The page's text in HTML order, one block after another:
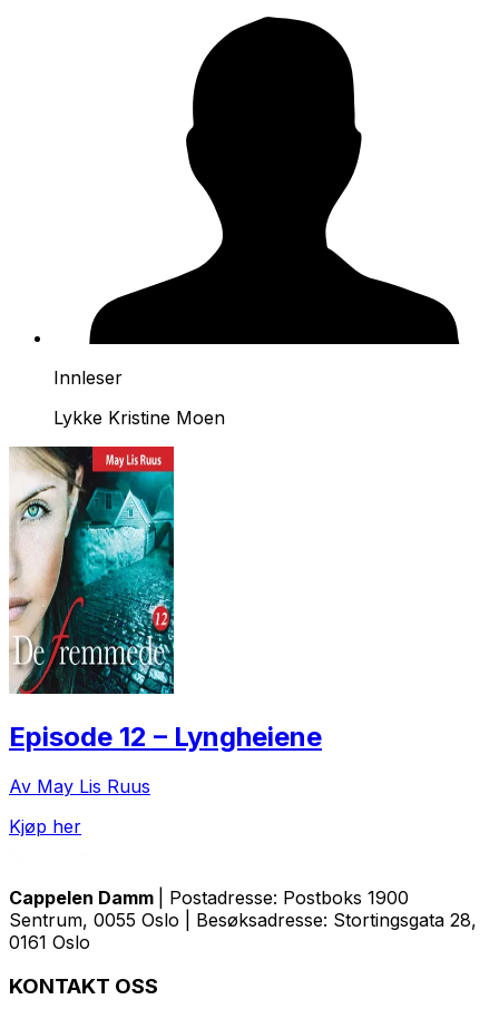
Innleser
Lykke Kristine Moen
Episode 12 – Lyngheiene
Av May Lis Ruus
Kjøp her
Cappelen Damm
| Postadresse: Postboks 1900
Sentrum, 0055 Oslo | Besøksadresse: Stortingsgata 28,
0161 Oslo
KONTAKT OSS